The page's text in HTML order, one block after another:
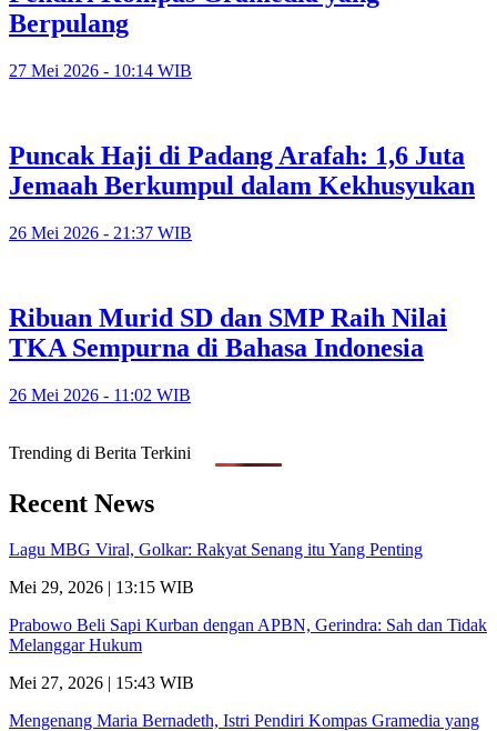
Berpulang
27 Mei 2026 - 10:14 WIB
Puncak Haji di Padang Arafah: 1,6 Juta
Jemaah Berkumpul dalam Kekhusyukan
26 Mei 2026 - 21:37 WIB
Ribuan Murid SD dan SMP Raih Nilai
TKA Sempurna di Bahasa Indonesia
26 Mei 2026 - 11:02 WIB
Trending di Berita Terkini
Recent News
Lagu MBG Viral, Golkar: Rakyat Senang itu Yang Penting
Mei 29, 2026 | 13:15 WIB
Prabowo Beli Sapi Kurban dengan APBN, Gerindra: Sah dan Tidak
Melanggar Hukum
Mei 27, 2026 | 15:43 WIB
Mengenang Maria Bernadeth, Istri Pendiri Kompas Gramedia yang